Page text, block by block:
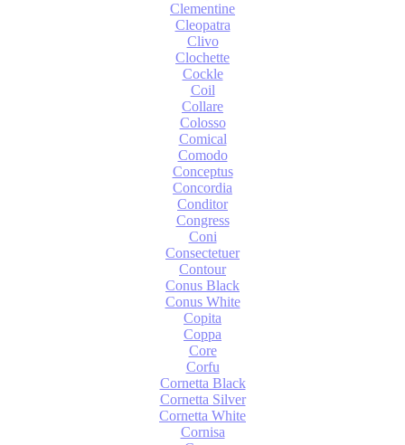
Clementine
Cleopatra
Clivo
Clochette
Cockle
Coil
Collare
Colosso
Comical
Comodo
Conceptus
Concordia
Conditor
Congress
Coni
Consectetuer
Contour
Conus Black
Conus White
Copita
Coppa
Core
Corfu
Cornetta Black
Cornetta Silver
Cornetta White
Cornisa